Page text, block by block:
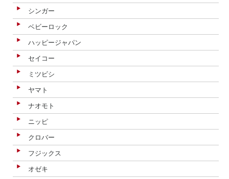
シンガー
ベビーロック
ハッピージャパン
セイコー
ミツビシ
ヤマト
ナオモト
ニッピ
クロバー
フジックス
オゼキ